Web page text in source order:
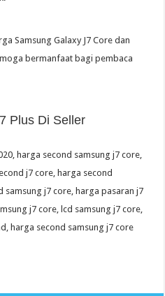
Samsung Galaxy J7 Core dan
bermanfaat bagi pembaca
Plus Di Seller
harga second samsung j7 core,
j7 core, harga second
samsung j7 core, harga pasaran j7
j7 core, lcd samsung j7 core,
harga second samsung j7 core